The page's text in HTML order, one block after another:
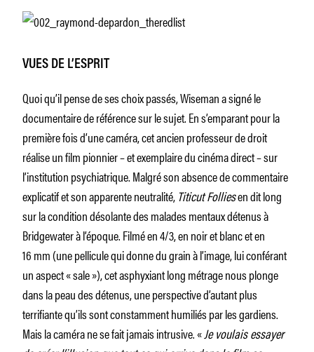
VUES DE L’ESPRIT
Quoi qu’il pense de ses choix passés, Wiseman a signé le
documentaire de référence sur le sujet. En s’emparant pour la
première fois d’une caméra, cet ancien professeur de droit
réalise un film pionnier – et exemplaire du cinéma direct – sur
l’institution psychiatrique. Malgré son absence de commentaire
explicatif et son apparente neutralité, Titicut Folliesen dit long
sur la condition désolante des malades mentaux détenus à
Bridgewater à l’époque. Filmé en 4/3, en noir et blanc et en
16 mm (une pellicule qui donne du grain à l’image, lui conférant
un aspect « sale »), cet asphyxiant long métrage nous plonge
dans la peau des détenus, une perspective d’autant plus
terrifiante qu’ils sont constamment humiliés par les gardiens.
Mais la caméra ne se fait jamais intrusive. «Je voulais essayer